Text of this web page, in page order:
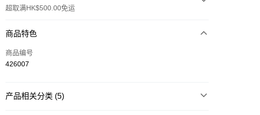
超取满HK$500.00免运
付款方式
信用卡
运送方式
商品特色
商品编号
426007
产品相关分类 (5)